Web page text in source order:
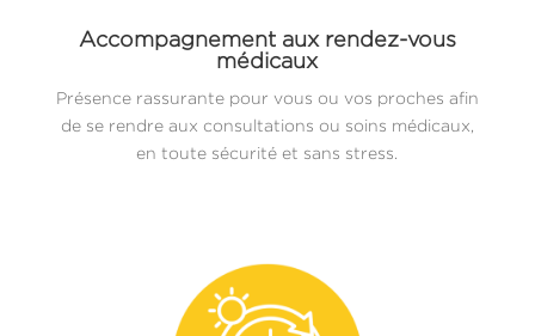
Accompagnement aux rendez-vous
médicaux
Présence rassurante pour vous ou vos proches afin
de se rendre aux consultations ou soins médicaux,
en toute sécurité et sans stress.